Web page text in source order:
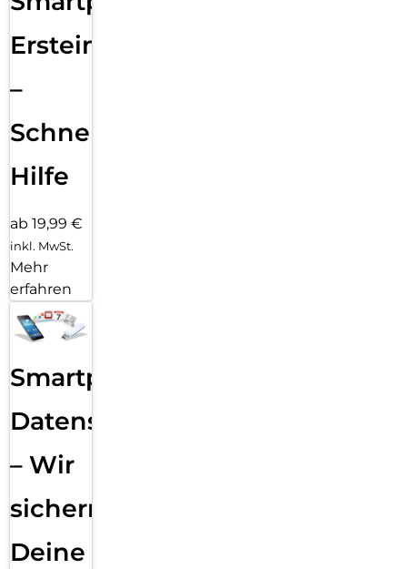
Ersteinrichtung
–
Schnelle
Hilfe
ab 19,99 €
inkl. MwSt.
Mehr
erfahren
Smartphone
Datensicherung
– Wir
sichern
Deine